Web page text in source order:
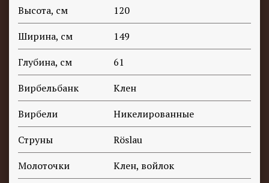
Высота, см
120
Ширина, см
149
Глубина, см
61
Вирбельбанк
Клен
Вирбели
Никелированные
Струны
Röslau
Молоточки
Клен, войлок